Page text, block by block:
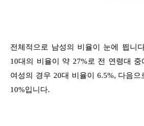
전체적으로 남성의 비율이 눈에 띕니
10대의 비율이 약 27%로 전 연령대 중
여성의 경우 20대 비율이 6.5%, 다음으
10%입니다.